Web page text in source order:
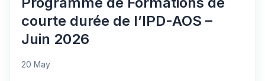
courte durée de l’IPD-AOS –
Juin 2026
20 May